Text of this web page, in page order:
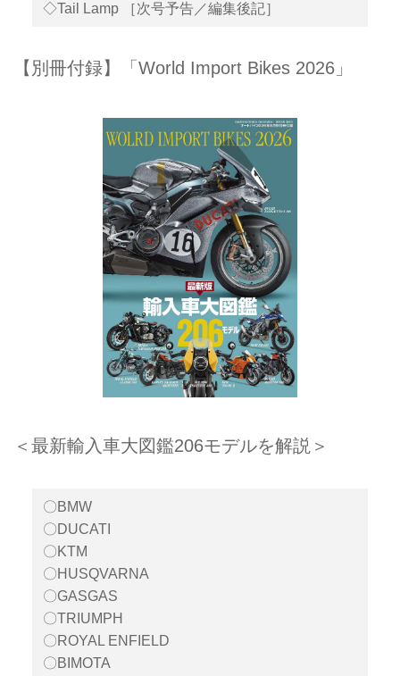
◇Tail Lamp ［次号予告／編集後記］
【別冊付録】「World Import Bikes 2026」
＜最新輸入車大図鑑206モデルを解説＞
〇BMW
〇DUCATI
〇KTM
〇HUSQVARNA
〇GASGAS
〇TRIUMPH
〇ROYAL ENFIELD
〇BIMOTA